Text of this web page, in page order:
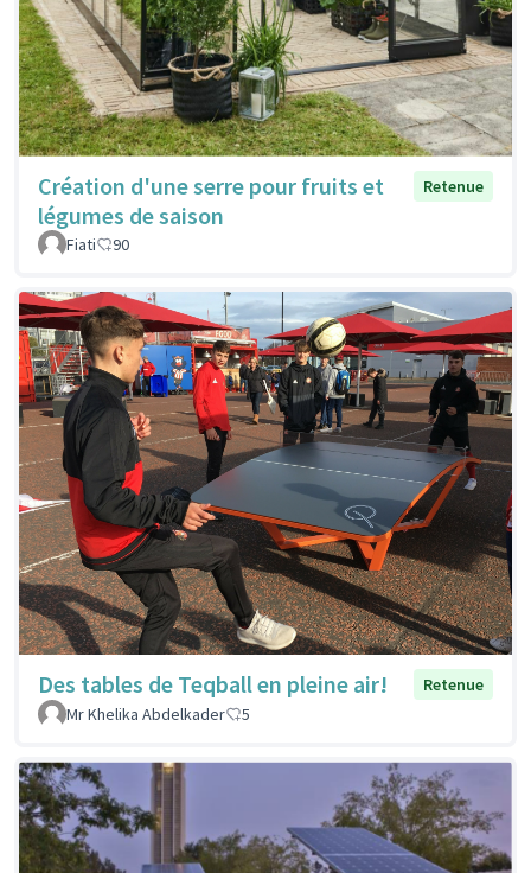
Création d'une serre pour fruits et
légumes de saison
Retenue
Fiati 90
Des tables de Teqball en pleine air!
Retenue
Mr Khelika Abdelkader
5